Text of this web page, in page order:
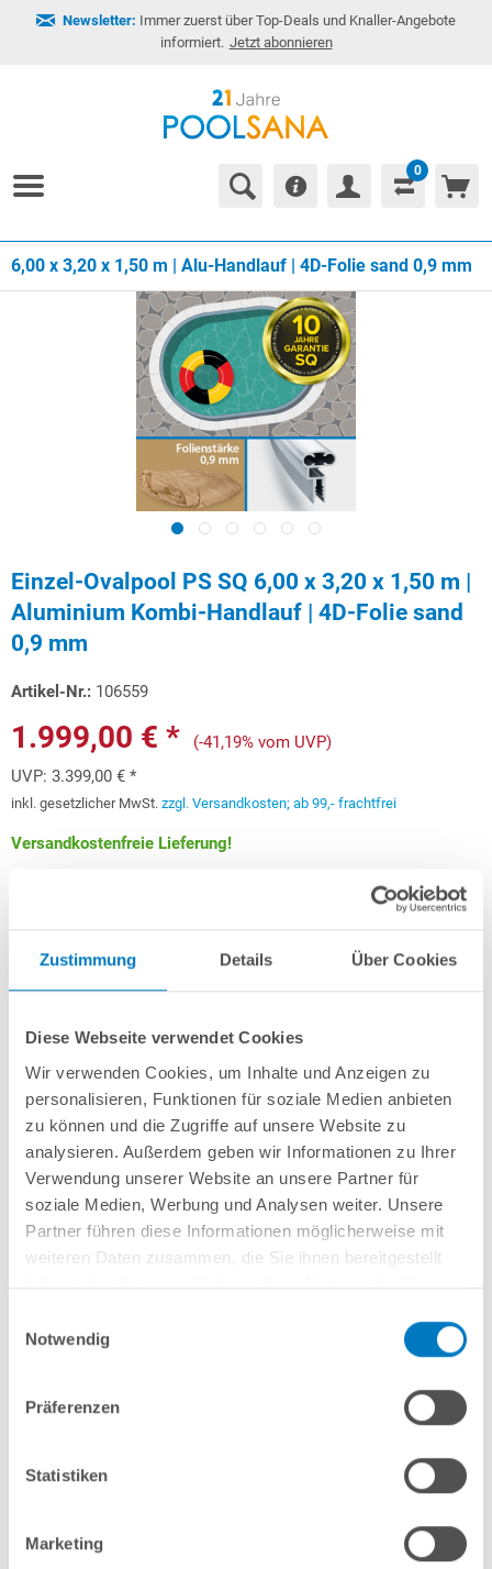
Zustimmung Details Über Cookies
Diese Webseite verwendet Cookies
Wir verwenden Cookies, um Inhalte und Anzeigen zu
personalisieren, Funktionen für soziale Medien anbieten
zu können und die Zugriffe auf unsere Website zu
analysieren. Außerdem geben wir Informationen zu Ihrer
Verwendung unserer Website an unsere Partner für
soziale Medien, Werbung und Analysen weiter. Unsere
Partner führen diese Informationen möglicherweise mit
weiteren Daten zusammen, die Sie ihnen bereitgestellt
Notwendig
Präferenzen
Statistiken
Marketing
Newsletter: Immer zuerst über Top-Deals und Knaller-Angebote
informiert. Jetzt abonnieren
0
6,00 x 3,20 x 1,50 m | Alu-Handlauf | 4D-Folie sand 0,9 mm
Einzel-Ovalpool PS SQ 6,00 x 3,20 x 1,50 m |
Aluminium Kombi-Handlauf | 4D-Folie sand
0,9 mm
Artikel-Nr.: 106559
1.999,00 € *
(-41,19% vom UVP)
UVP: 3.399,00 € *
inkl. gesetzlicher MwSt. zzgl. Versandkosten; ab 99,- frachtfrei
Versandkostenfreie Lieferung!
Weitere Informationen
ca. 0,8 mm starker, feuerverzinkter Stahlwand + sehr passgenauer,
starker geprägter 4D PVC-Poolfolie in "Caribbean Sand"mit Einhängebiese
Kombi-Spezialhandlauf aus hochwertigem und stabilem Aluminium
sowie Bodenschienen aus Kunststoff.
Vergleichen Merken
Fragen? Wir helfen Ihnen gerne weiter:
Anfrageformular
Produktbeschreibung